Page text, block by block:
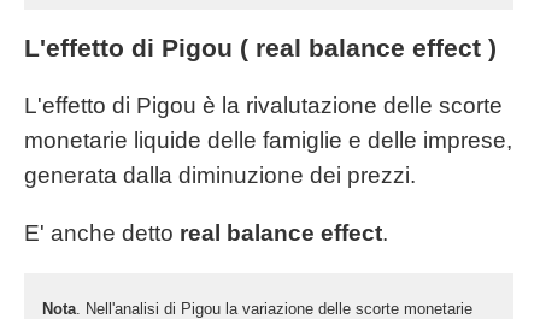
L'effetto di Pigou ( real balance effect )
L'effetto di Pigou è la rivalutazione delle scorte
monetarie liquide delle famiglie e delle imprese,
generata dalla diminuzione dei prezzi.
E' anche detto real balance effect.
Nota . Nell'analisi di Pigou la variazione delle scorte monetarie